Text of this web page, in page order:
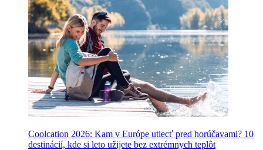
Coolcation 2026: Kam v Európe utiecť pred horúčavami? 10
destinácií, kde si leto užijete bez extrémnych teplôt